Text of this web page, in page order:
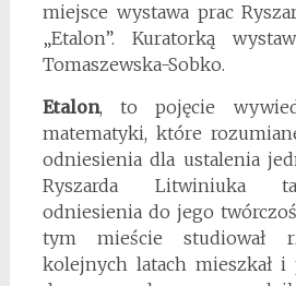
miejsce wystawa prac
„Etalon”. Kuratorką
Tomaszewska-Sobko.
Etalon, to pojęcie
matematyki, które
odniesienia dla ustalenia
Ryszarda Litwiniuka
odniesienia do jego
tym mieście studiował
kolejnych latach mieszkał i